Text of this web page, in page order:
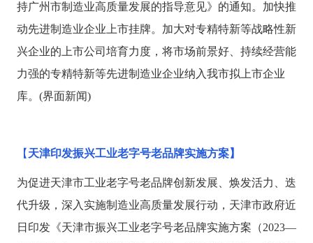
持广州市制造业高质量发展的指导意见》的通知。加快推
动先进制造业企业上市挂牌。加大对专精特新等战略性新
兴企业的上市公司培育力度，将市场前景好、持续经营能
力强的专精特新等先进制造业企业纳入我市拟上市企业
库。 (界面新闻)
【 天津印发振兴工业老字号老品牌实施方案】
为促进天津市工业老字号老品牌创新发展、焕发活力、迭
代升级，深入实施制造业高质量发展行动，天津市政府近
日印发《天津市振兴工业老字号老品牌实施方案（2023—